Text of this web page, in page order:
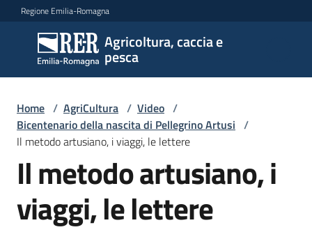
Vai al contenuto
Vai alla navigazione
Vai al footer
Regione Emilia-Romagna
Agricoltura, caccia e
pesca
Agricoltura,
caccia e
pesca
Argomenti
Novità
Home / AgriCultura / Video /
Bicentenario della nascita di Pellegrino Artusi /
Il metodo artusiano, i viaggi, le lettere
Il metodo artusiano, i
viaggi, le lettere